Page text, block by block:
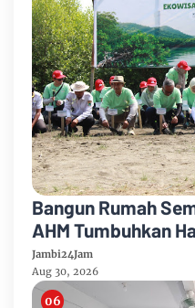
Bangun Rumah
AHM Tumbuhkan
Pesisir Karawang
Jambi24Jam
Aug 30, 2026